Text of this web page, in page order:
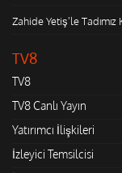
Zahide Yetiş'le Tadımız
TV8
TV8
TV8 Canlı Yayın
Yatırımcı İlişkileri
İzleyici Temsilcisi